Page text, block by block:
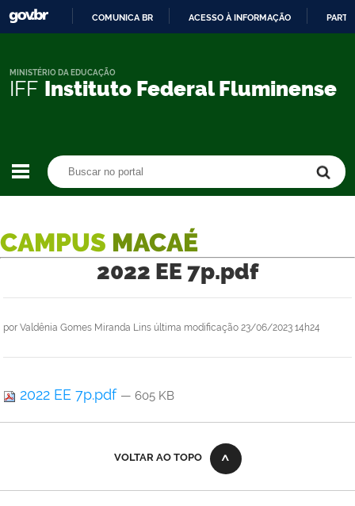
CONTEÚDO
COMUNICA BR ACESSO À INFORMAÇÃO
IFF Instituto Federal Fluminense
MINISTÉRIO DA EDUCAÇÃO
CAMPUS MACAÉ
2022 EE 7p.pdf
por Valdênia Gomes Miranda Lins última modificação 23/06/2023 14h24
2022 EE 7p.pdf — 605 KB
VOLTAR AO TOPO